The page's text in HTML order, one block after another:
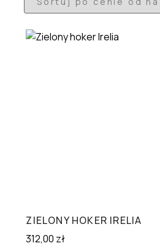
ZIELONY HOKER IRELIA
312,00 zł